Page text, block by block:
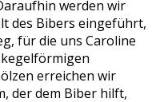
werden wir
des Bibers eingeführt,
für die uns Caroline
erreichen wir
der dem Biber hilft,